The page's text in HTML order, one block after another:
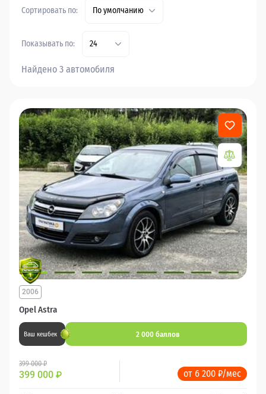
Сортировать по: По умолчанию
Показывать по: 24
Найдено 3 автомобиля
Opel Astra
2006
Ваш кешбек 2 000 баллов
399 000 ₽
399 000 ₽ от 6 200 ₽/мес